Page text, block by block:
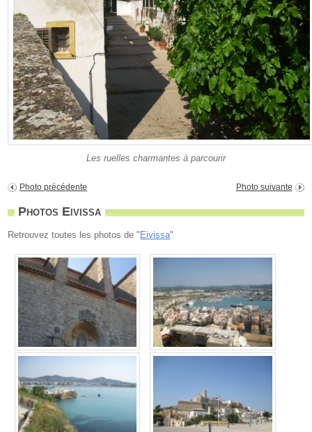
Les ruelles charmantes à parcourir
Photo précédente Photo suivante
Photos Eivissa
Retrouvez toutes les photos de " Eivissa"